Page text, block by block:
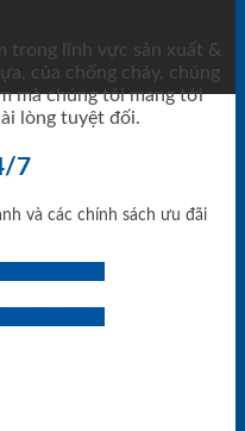
trong lĩnh vực sản xuất &
của chống cháy, chúng
mà chúng tôi mang tới
lòng tuyệt đối.
7
và các chính sách ưu đãi